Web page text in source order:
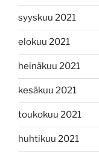
syyskuu 2021
elokuu 2021
heinäkuu 2021
kesäkuu 2021
toukokuu 2021
huhtikuu 2021